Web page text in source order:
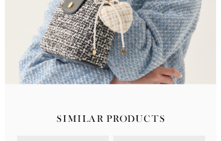
每筆NT$100，滿NT$1,500(含以上)免運費
付款後門市自取
海外順豐配送 查看運費